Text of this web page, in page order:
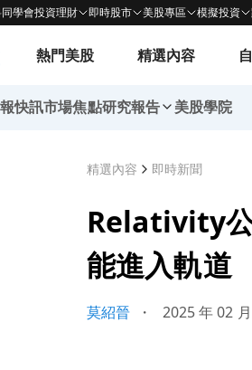
學會投資理財 即時股市 美股專區 模擬投資
熱門美股 精選內容
快訊市場焦點研究報告 美股學院
精選內容 即時新聞
Relativity公
能進入軌道
莫紹晉 ・ 2025 年 02